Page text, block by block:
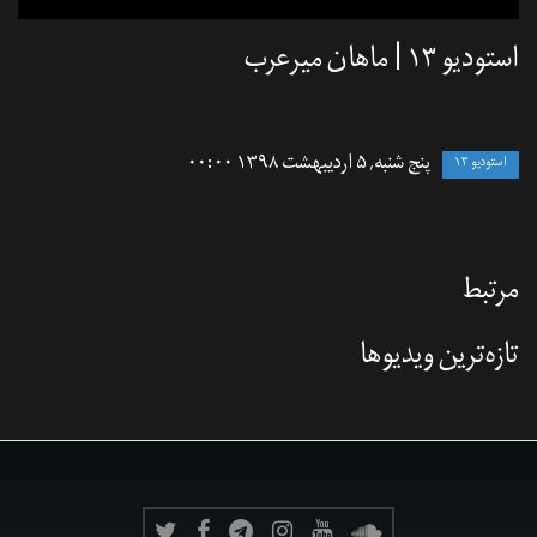
استودیو ۱۳ | ماهان میرعرب
استودیو ۱۳ پنج شنبه, ۵ اردیبهشت ۱۳۹۸ ۰۰:۰۰
مرتبط
تازه‌‌ترین ویدیوها